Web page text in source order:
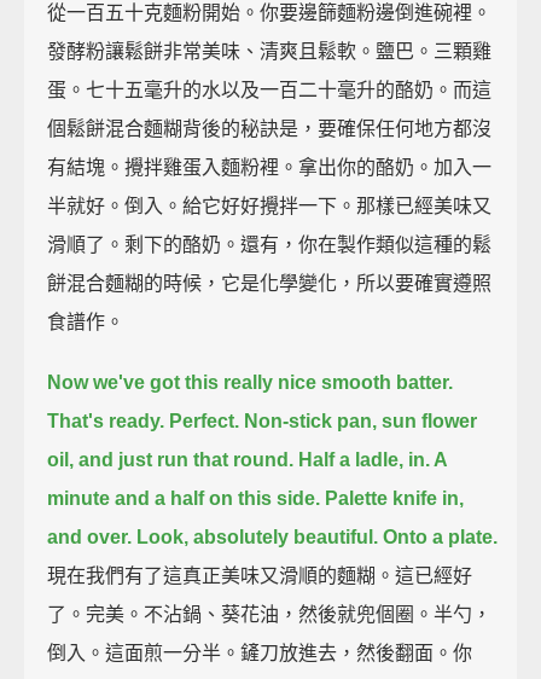
從一百五十克麵粉開始。你要邊篩麵粉邊倒進碗裡。
發酵粉讓鬆餅非常美味、清爽且鬆軟。鹽巴。三顆雞
蛋。七十五毫升的水以及一百二十毫升的酪奶。而這
個鬆餅混合麵糊背後的秘訣是，要確保任何地方都沒
有結塊。攪拌雞蛋入麵粉裡。拿出你的酪奶。加入一
半就好。倒入。給它好好攪拌一下。那樣已經美味又
滑順了。剩下的酪奶。還有，你在製作類似這種的鬆
餅混合麵糊的時候，它是化學變化，所以要確實遵照
食譜作。
Now we've got this really nice smooth batter.
That's ready. Perfect. Non-stick pan, sun flower
oil, and just run that round. Half a ladle, in. A
minute and a half on this side. Palette knife in,
and over. Look, absolutely beautiful. Onto a plate.
現在我們有了這真正美味又滑順的麵糊。這已經好
了。完美。不沾鍋、葵花油，然後就兜個圈。半勺，
倒入。這面煎一分半。鏟刀放進去，然後翻面。你